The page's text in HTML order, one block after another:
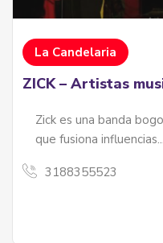
La Candelaria
ZICK – Artistas
Zick es una banda
que fusiona influencias...
3188355523